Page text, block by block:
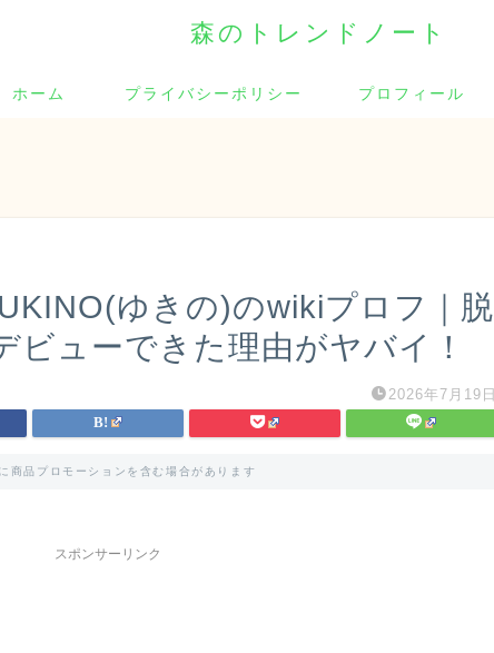
森のトレンドノート
ホーム プライバシーポリシー プロフィール
ゆきの)のwikiプロフ｜脱
ビューできた理由がヤバイ！
2026年7月19日
商品プロモーションを含む場合があります
スポンサーリンク